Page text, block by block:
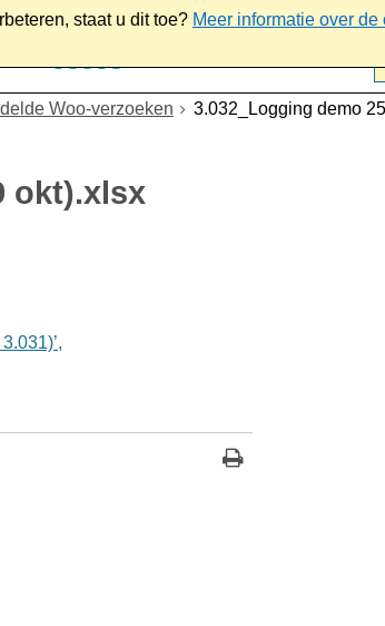
staat u dit toe? Meer informatie over de
Woo-verzoeken
3.032_Logging demo
okt).xlsx